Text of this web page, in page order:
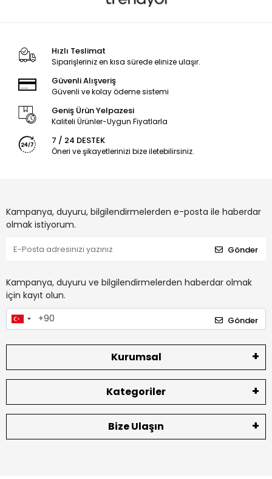
Hızlı Teslimat
Siparişleriniz en kısa sürede elinize ulaşır.
Güvenli Alışveriş
Güvenli ve kolay ödeme sistemi
Geniş Ürün Yelpazesi
Kaliteli Ürünler-Uygun Fiyatlarla
7 / 24 DESTEK
Öneri ve şikayetlerinizi bize iletebilirsiniz.
Kampanya, duyuru, bilgilendirmelerden e-posta ile haberdar
olmak istiyorum.
Gönder
Kampanya, duyuru ve bilgilendirmelerden haberdar olmak
için kayıt olun.
Gönder
Kurumsal
Kategoriler
Bize Ulaşın